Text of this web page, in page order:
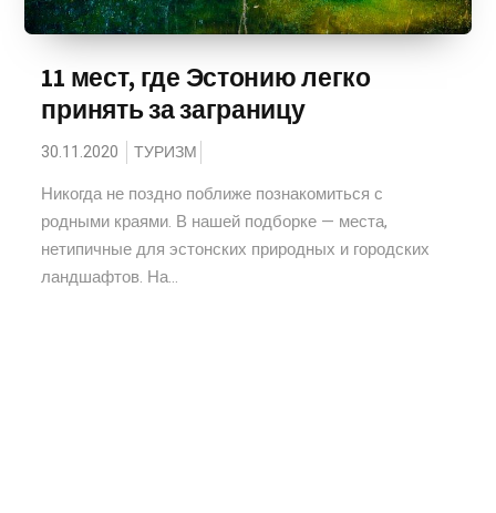
11 мест, где Эстонию легко
принять за заграницу
30.11.2020 ТУРИЗМ
Никогда не поздно поближе познакомиться с
родными краями. В нашей подборке — места,
нетипичные для эстонских природных и городских
ландшафтов. На...